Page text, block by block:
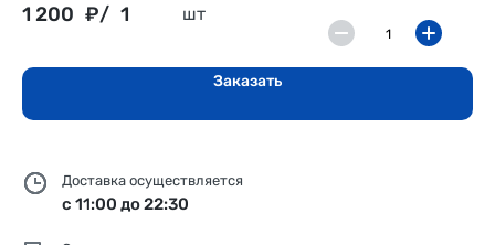
1 200 ₽/ 1 шт
Заказать
Доставка осуществляется
с 11:00 до 22:30